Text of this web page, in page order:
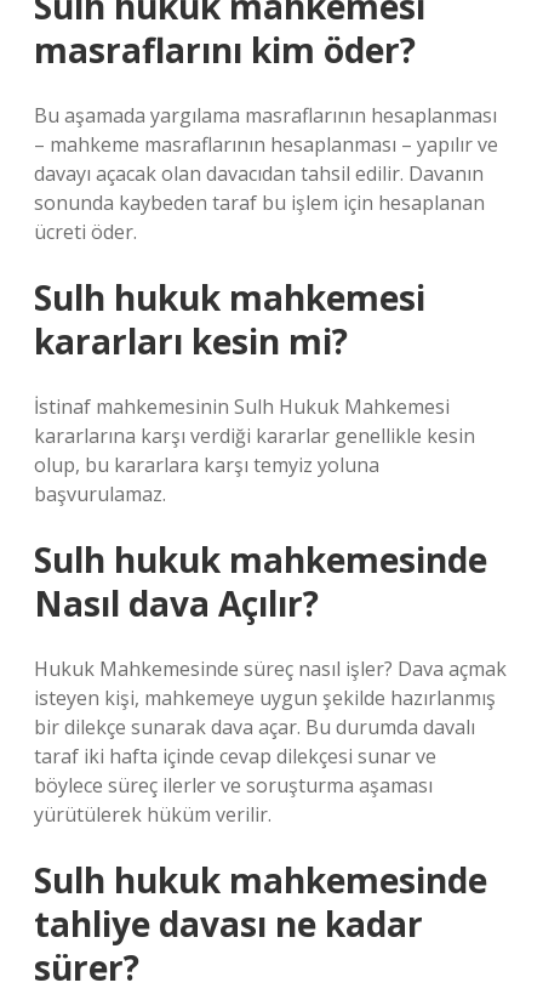
masraflarını kim öder?
Bu aşamada yargılama masraflarının hesaplanması
– mahkeme masraflarının hesaplanması – yapılır ve
davayı açacak olan davacıdan tahsil edilir. Davanın
sonunda kaybeden taraf bu işlem için hesaplanan
ücreti öder.
Sulh hukuk mahkemesi
kararları kesin mi?
İstinaf mahkemesinin Sulh Hukuk Mahkemesi
kararlarına karşı verdiği kararlar genellikle kesin
olup, bu kararlara karşı temyiz yoluna
başvurulamaz.
Sulh hukuk mahkemesinde
Nasıl dava Açılır?
Hukuk Mahkemesinde süreç nasıl işler? Dava açmak
isteyen kişi, mahkemeye uygun şekilde hazırlanmış
bir dilekçe sunarak dava açar. Bu durumda davalı
taraf iki hafta içinde cevap dilekçesi sunar ve
böylece süreç ilerler ve soruşturma aşaması
yürütülerek hüküm verilir.
Sulh hukuk mahkemesinde
tahliye davası ne kadar
sürer?